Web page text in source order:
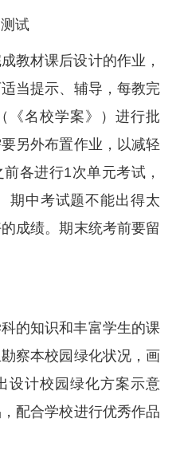
试
教材课后设计的作业，
当提示、辅导，每教完
《名校学案》）进行批
另外布置作业，以减轻
各进行1次单元考试，
期中考试题不能出得太
成绩。期末统考前要留
的知识和丰富学生的课
察本校园绿化状况，画
设计校园绿化方案示意
配合学校进行优秀作品